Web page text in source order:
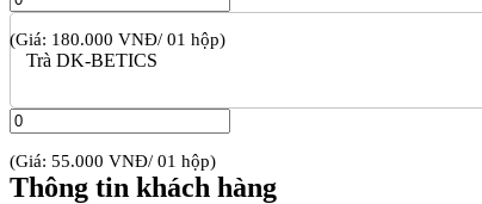
(Giá: 180.000 VNĐ/ 01 hộp)
Trà DK-BETICS
(Giá: 55.000 VNĐ/ 01 hộp)
Thông tin khách hàng